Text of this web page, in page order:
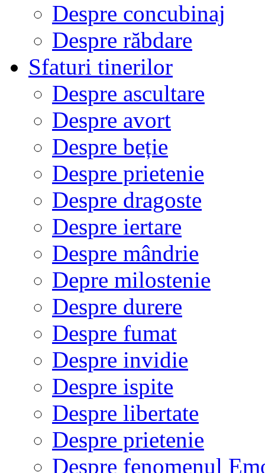
Despre concubinaj
Despre răbdare
Sfaturi tinerilor
Despre ascultare
Despre avort
Despre beție
Despre prietenie
Despre dragoste
Despre iertare
Despre mândrie
Depre milostenie
Despre durere
Despre fumat
Despre invidie
Despre ispite
Despre libertate
Despre prietenie
Despre fenomenul